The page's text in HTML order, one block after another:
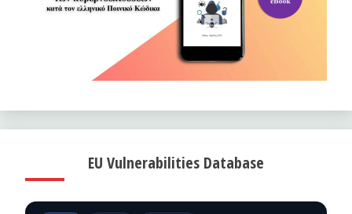
EU Vulnerabilities Database